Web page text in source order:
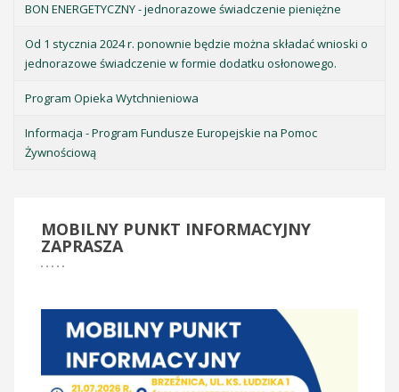
BON ENERGETYCZNY - jednorazowe świadczenie pieniężne
Od 1 stycznia 2024 r. ponownie będzie można składać wnioski o
jednorazowe świadczenie w formie dodatku osłonowego.
Program Opieka Wytchnieniowa
Informacja - Program Fundusze Europejskie na Pomoc
Żywnościową
MOBILNY PUNKT INFORMACYJNY
ZAPRASZA